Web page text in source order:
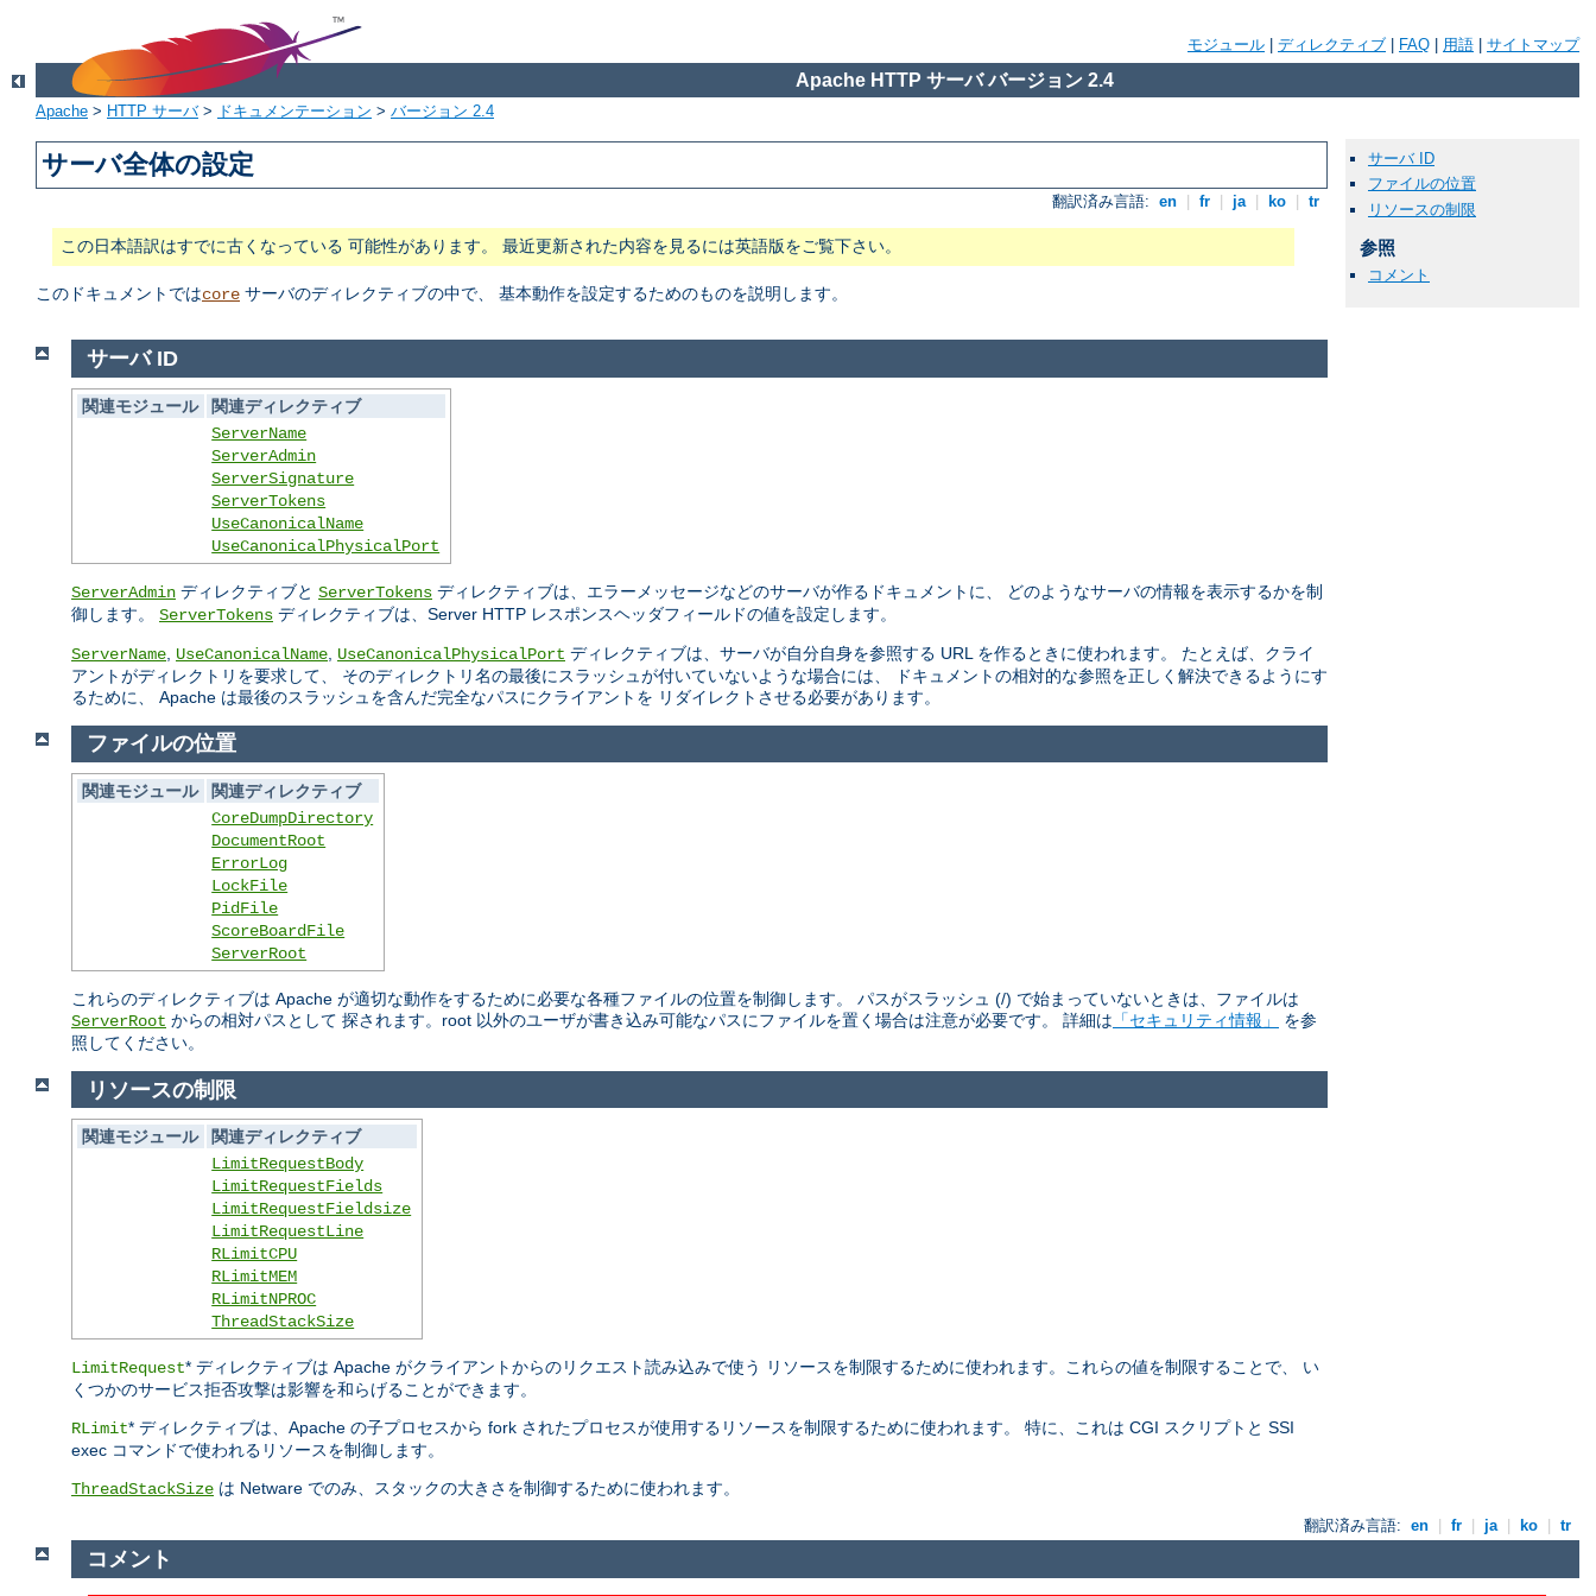
モジュール ディレクティブ FAQ 用語 サイトマップ
Apache HTTP サーバ バージョン 2.4
Apache > HTTP サーバ> ドキュメンテーション > バージョン 2.4
サーバ全体の設定
翻訳済み言語: en fr ja ko tr
この日本語訳はすでに古くなっている 可能性があります。 最近更新された内容を見るには英語版をご覧下さい。
このドキュメントではcore サーバのディレクティブの中で、 基本動作を設定するためのものを説明します。
サーバ ID
ファイルの位置
リソースの制限
参照
コメント
サーバ ID
関連モジュール
関連ディレクティブ
ServerName
ServerAdmin
ServerSignature
ServerTokens
UseCanonicalName
UseCanonicalPhysicalPort
ServerAdmin ディレクティブと ServerTokens ディレクティブは、エラーメッセージなどのサーバが作るドキュメントに、 どのようなサーバの情報を表示するかを制
御します。 ServerTokens ディレクティブは、Server HTTP レスポンスヘッダフィールドの値を設定します。
ServerName UseCanonicalName UseCanonicalPhysicalPort ディレクティブは、サーバが自分自身を参照する URL を作るときに使われます。 たとえば、クライ
アントがディレクトリを要求して、 そのディレクトリ名の最後にスラッシュが付いていないような場合には、 ドキュメントの相対的な参照を正しく解決できるようにす
るために、 Apache は最後のスラッシュを含んだ完全なパスにクライアントを リダイレクトさせる必要があります。
ファイルの位置
関連モジュール
関連ディレクティブ
CoreDumpDirectory
DocumentRoot
ErrorLog
LockFile
PidFile
ScoreBoardFile
ServerRoot
これらのディレクティブは Apache が適切な動作をするために必要な各種ファイルの位置を制御します。 パスがスラッシュ (/) で始まっていないときは、ファイルは
ServerRoot からの相対パスとして 探されます。root 以外のユーザが書き込み可能なパスにファイルを置く場合は注意が必要です。 詳細は 「セキュリティ情報」
を参
照してください。
リソースの制限
関連モジュール
関連ディレクティブ
LimitRequestBody
LimitRequestFields
LimitRequestFieldsize
LimitRequestLine
RLimitCPU
RLimitMEM
RLimitNPROC
ThreadStackSize
LimitRequest* ディレクティブは Apache がクライアントからのリクエスト読み込みで使う リソースを制限するために使われます。これらの値を制限することで、 い
くつかのサービス拒否攻撃は影響を和らげることができます。
RLimit* ディレクティブは、Apache の子プロセスから fork されたプロセスが使用するリソースを制限するために使われます。 特に、これは CGI スクリプトと SSI
exec コマンドで使われるリソースを制御します。
ThreadStackSize は Netware でのみ、スタックの大きさを制御するために使われます。
翻訳済み言語: en fr ja ko tr
コメント